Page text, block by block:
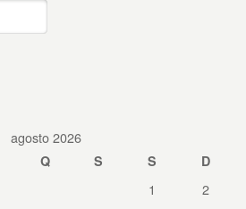
agosto 2026
Q S S D
1
2